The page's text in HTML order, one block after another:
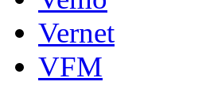
Vernet
VFM